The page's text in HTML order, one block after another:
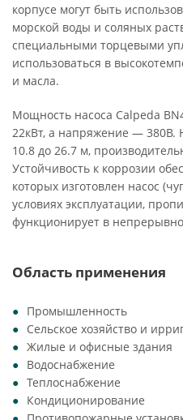
корпусе могут быть
морской воды и соляных
специальными торцевыми
использоваться в
и масла.
Мощность насоса Calpeda
22кВт, а напряжение — 380В.
10.8 до 26.7 м,
Устойчивость к коррозии
которых изготовлен насос
условиях эксплуатации,
функционирует в
Область применения
Промышленность
Сельское хозяйство и
Жилые и офисные здания
Водоснабжение
Теплоснабжение
Кондиционирование